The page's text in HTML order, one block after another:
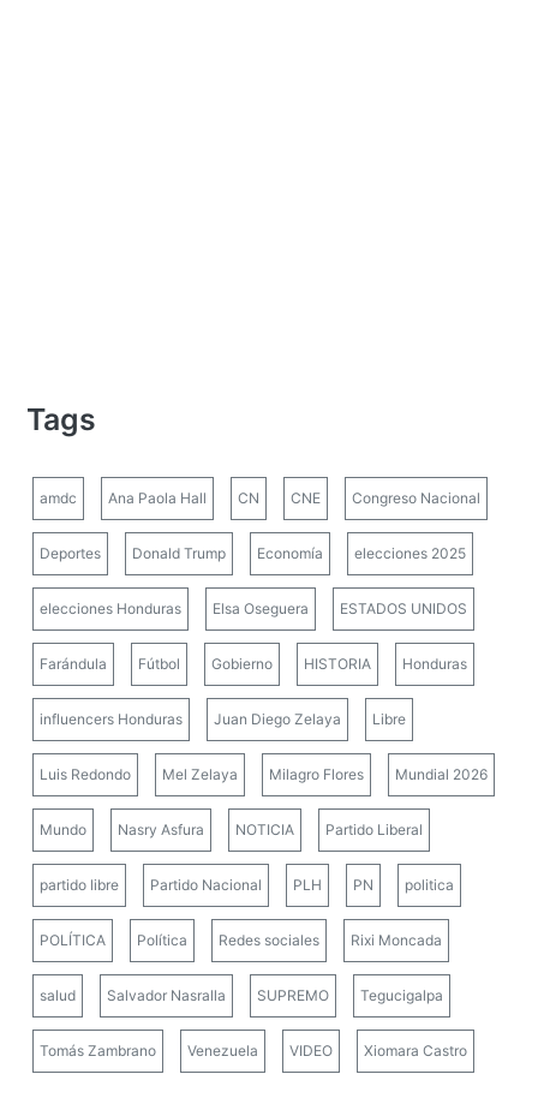
Tags
amdc Ana Paola Hall CN CNE Congreso Nacional
Deportes Donald Trump Economía elecciones 2025
elecciones Honduras Elsa Oseguera ESTADOS UNIDOS
Farándula Fútbol Gobierno HISTORIA Honduras
influencers Honduras Juan Diego Zelaya Libre
Luis Redondo Mel Zelaya Milagro Flores Mundial 2026
Mundo Nasry Asfura NOTICIA Partido Liberal
partido libre Partido Nacional PLH PN politica
POLÍTICA Política Redes sociales Rixi Moncada
salud Salvador Nasralla SUPREMO Tegucigalpa
Tomás Zambrano Venezuela VIDEO Xiomara Castro